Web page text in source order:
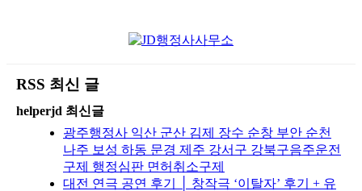
RSS 최신 글
helperjd 최신글
광주행정사 익산 군산 김제 장수 순창 부안 순천
나주 보성 하동 문경 제주 강서구 강북구음주운전
구제 행정심판 면허취소구제
대전 연극 공연 후기 │ 창작극 ‘이탈자’ 후기 + 유